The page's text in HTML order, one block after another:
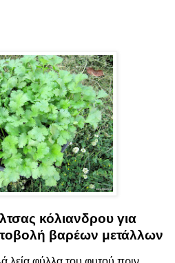
κόλιανδρου για
βαρέων μετάλλων